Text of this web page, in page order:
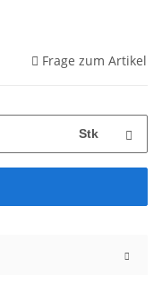
Frage zum Artikel
Stk